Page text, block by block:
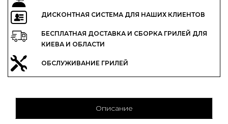
ДИСКОНТНАЯ СИСТЕМА ДЛЯ НАШИХ КЛИЕНТОВ
БЕСПЛАТНАЯ ДОСТАВКА И СБОРКА ГРИЛЕЙ ДЛЯ
КИЕВА И ОБЛАСТИ
ОБСЛУЖИВАНИЕ ГРИЛЕЙ
Описание